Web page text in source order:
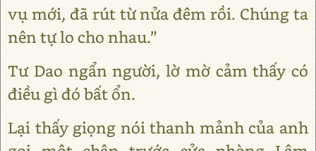
vụ mới, đã rút từ nửa đêm rồi. Chúng ta
nên tự lo cho nhau.”
Tư Dao ngẩn người, lờ mờ cảm thấy có
điều gì đó bất ổn.
Lại thấy giọng nói thanh mảnh của anh